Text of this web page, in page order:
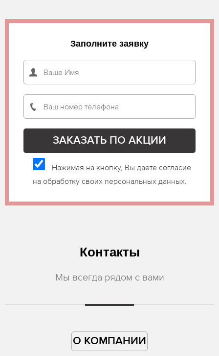
Заполните заявку
Нажимая на кнопку, Вы даете согласие
на обработку своих персональных данных.
Контакты
Мы всегда рядом с вами
О КОМПАНИИ